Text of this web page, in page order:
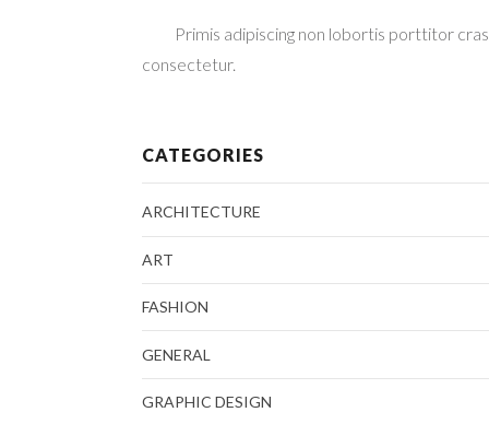
Primis adipiscing non lobortis porttitor
consectetur.
CATEGORIES
ARCHITECTURE
ART
FASHION
GENERAL
GRAPHIC DESIGN